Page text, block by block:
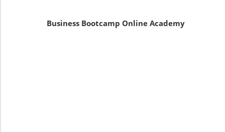
Business Bootcamp Online Academy